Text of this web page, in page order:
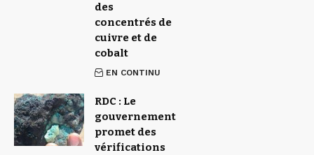
des
concentrés de
cuivre et de
cobalt
EN CONTINU
RDC : Le
gouvernement
promet des
vérifications